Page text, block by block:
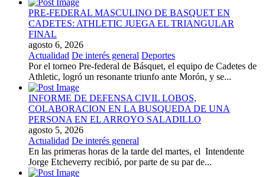
PRE-FEDERAL MASCULINO DE BASQUET EN
CADETES: ATHLETIC JUEGA EL TRIANGULAR
FINAL
agosto 6, 2026
Actualidad De interés general Deportes
Por el torneo Pre-federal de Básquet, el equipo de Cadetes de
Athletic, logró un resonante triunfo ante Morón, y se...
INFORME DE DEFENSA CIVIL LOBOS,
COLABORACION EN LA BUSQUEDA DE UNA
PERSONA EN EL ARROYO SALADILLO
agosto 5, 2026
Actualidad De interés general
En las primeras horas de la tarde del martes, el Intendente
Jorge Etcheverry recibió, por parte de su par de...